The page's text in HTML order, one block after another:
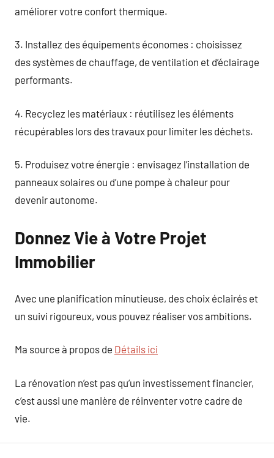
améliorer votre confort thermique.
3. Installez des équipements économes : choisissez
des systèmes de chauffage, de ventilation et d’éclairage
performants.
4. Recyclez les matériaux : réutilisez les éléments
récupérables lors des travaux pour limiter les déchets.
5. Produisez votre énergie : envisagez l’installation de
panneaux solaires ou d’une pompe à chaleur pour
devenir autonome.
Donnez Vie à Votre Projet
Immobilier
Avec une planification minutieuse, des choix éclairés et
un suivi rigoureux, vous pouvez réaliser vos ambitions.
Ma source à propos de Détails ici
La rénovation n’est pas qu’un investissement financier,
c’est aussi une manière de réinventer votre cadre de
vie.